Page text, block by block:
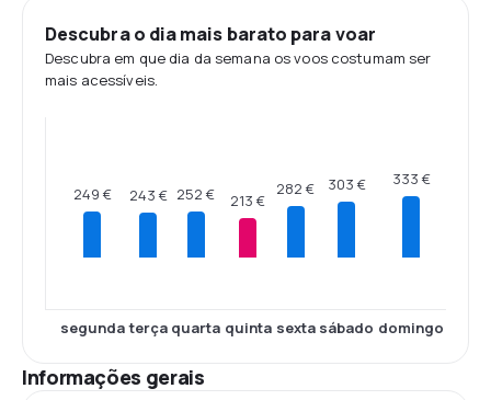
Descubra o dia mais barato para voar
Descubra em que dia da semana os voos costumam ser
mais acessíveis.
249 €
segunda
243 €
terça
252 €
quarta
213 €
quinta
282 €
sexta
303 €
sábado
333 €
domingo
Informações gerais